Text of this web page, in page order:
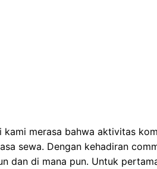
kami merasa bahwa aktivitas
sewa. Dengan kehadiran
dan di mana pun. Untuk